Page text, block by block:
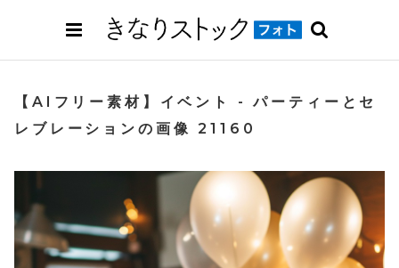
【AIフリー素材】イベント - パーティーとセ
レブレーションの画像 21160